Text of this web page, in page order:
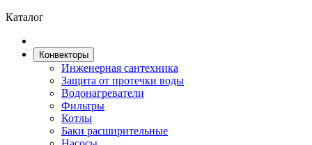
Каталог
Конвекторы
Инженерная сантехника
Защита от протечки воды
Водонагреватели
Фильтры
Котлы
Баки расширительные